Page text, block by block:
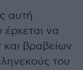
αυτή
να
βραβείων
του